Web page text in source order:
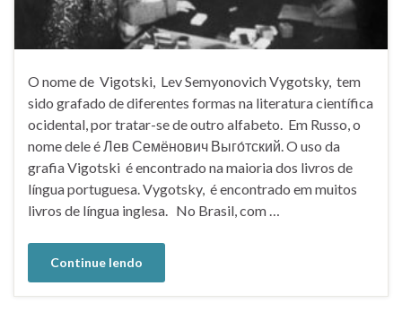
O nome de Vigotski, Lev Semyonovich Vygotsky, tem
sido grafado de diferentes formas na literatura científica
ocidental, por tratar-se de outro alfabeto. Em Russo, o
nome dele é Лев Семёнович Выго́тский. O uso da
grafia Vigotski é encontrado na maioria dos livros de
língua portuguesa. Vygotsky, é encontrado em muitos
livros de língua inglesa. No Brasil, com …
Continue lendo